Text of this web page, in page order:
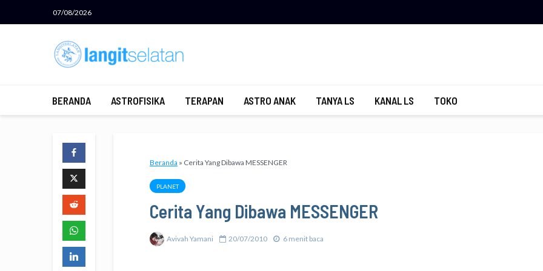
07/08/2026
BERANDA ASTROFISIKA TERAPAN ASTRO ANAK TANYA LS KANAL LS TOKO
Beranda » Cerita Yang Dibawa MESSENGER
PLANET
Cerita Yang Dibawa MESSENGER
Avivah Yamani 20/07/2010 6 menit baca